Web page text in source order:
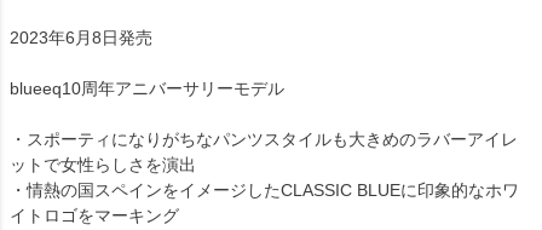
2023年6月8日発売
blueeq10周年アニバーサリーモデル
・スポーティになりがちなパンツスタイルも大きめのラバーアイレ
ットで女性らしさを演出
・情熱の国スペインをイメージしたCLASSIC BLUEに印象的なホワ
イトロゴをマーキング